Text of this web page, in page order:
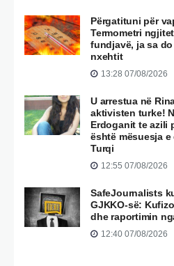
Përgatituni për
Termometri
fundjavë, ja sa
nxehtit
13:28 07/08/2026
U arrestua në
aktivisten turke!
Erdoganit te azili
është mësuesja
Turqi
12:55 07/08/2026
SafeJournalists
GJKKO-së:
dhe raportimin
12:40 07/08/2026